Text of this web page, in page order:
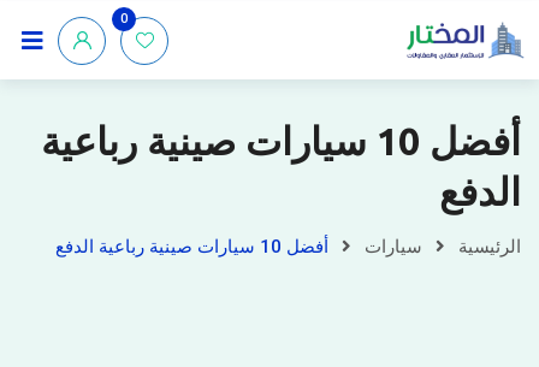
0
أفضل 10 سيارات صينية رباعية
الدفع
الرئيسية سيارات أفضل 10 سيارات صينية رباعية الدفع